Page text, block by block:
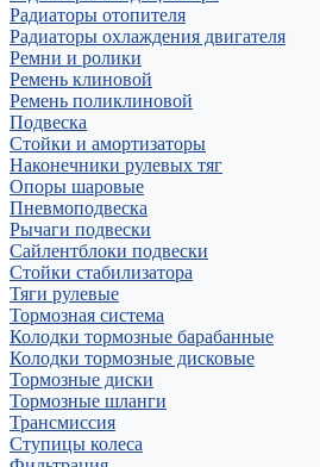
Радиаторы отопителя
Радиаторы охлаждения двигателя
Ремни и ролики
Ремень клиновой
Ремень поликлиновой
Подвеска
Стойки и амортизаторы
Наконечники рулевых тяг
Опоры шаровые
Пневмоподвеска
Рычаги подвески
Сайлентблоки подвески
Стойки стабилизатора
Тяги рулевые
Тормозная система
Колодки тормозные барабанные
Колодки тормозные дисковые
Тормозные диски
Тормозные шланги
Трансмиссия
Ступицы колеса